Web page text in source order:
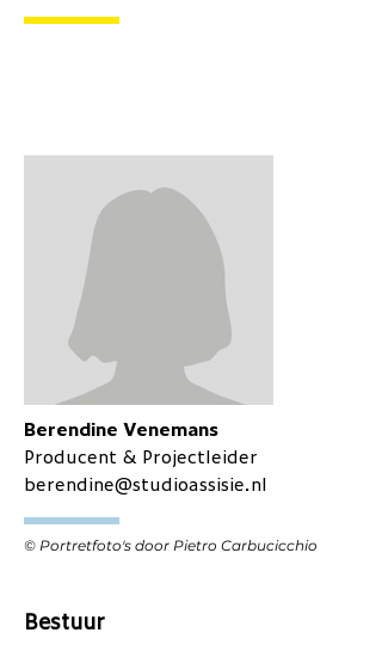
Berendine Venemans
Producent & Projectleider
berendine@studioassisie.nl
© Portretfoto's door Pietro Carbucicchio
Bestuur